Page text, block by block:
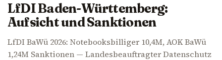
LfDI Baden-Württemberg:
Aufsicht und Sanktionen
LfDI BaWü 2026: Notebooksbilliger 10,4M, AOK BaWü
1,24M Sanktionen — Landesbeauftragter Datenschutz